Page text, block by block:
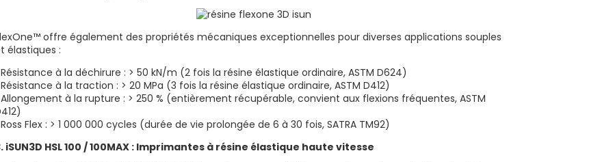
offre également des propriétés mécaniques exceptionnelles pour diverses applications souples
élastiques :
Résistance à la déchirure : > 50 kN/m (2 fois la résine élastique ordinaire, ASTM D624)
Résistance à la traction : > 20 MPa (3 fois la résine élastique ordinaire, ASTM D412)
Allongement à la rupture : > 250 % (entièrement récupérable, convient aux flexions fréquentes, ASTM
Ross Flex : > 1 000 000 cycles (durée de vie prolongée de 6 à 30 fois, SATRA TM92)
iSUN3D HSL 100 / 100MAX : Imprimantes à résine élastique haute vitesse